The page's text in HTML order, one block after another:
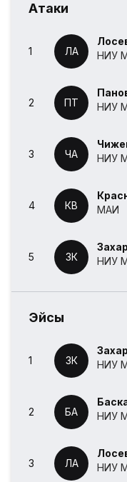
Атаки
1 ЛА
НИУ
2 ПТ
НИУ
3 ЧА
НИУ
4 КВ
МАИ
5 ЗК
НИУ
Эйсы
1 ЗК
НИУ
2 БА
НИУ
3 ЛА
НИУ